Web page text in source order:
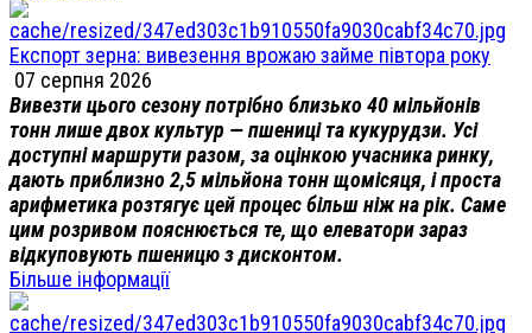
Експорт зерна: вивезення врожаю займе півтора року
07 серпня 2026
Вивезти цього сезону потрібно близько 40 мільйонів
тонн лише двох культур — пшениці та кукурудзи. Усі
доступні маршрути разом, за оцінкою учасника ринку,
дають приблизно 2,5 мільйона тонн щомісяця, і проста
арифметика розтягує цей процес більш ніж на рік. Саме
цим розривом пояснюється те, що елеватори зараз
відкуповують пшеницю з дисконтом.
Більше інформації